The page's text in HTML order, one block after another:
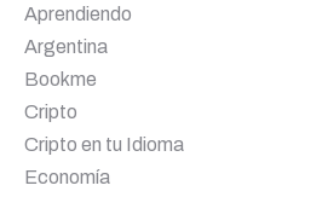
Aprendiendo
Argentina
Bookme
Cripto
Cripto en tu Idioma
Economía